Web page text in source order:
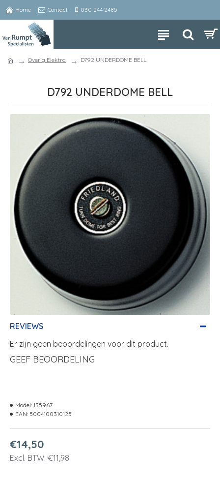
Home Contact 030 244 2485
Overig Elektra D792 UNDERDOME BELL
D792 UNDERDOME BELL
REVIEWS
Er zijn geen beoordelingen voor dit product.
GEEF BEOORDELING
€14,50
Excl. BTW: €11,98
Model: 135967
EAN: 5004100310125